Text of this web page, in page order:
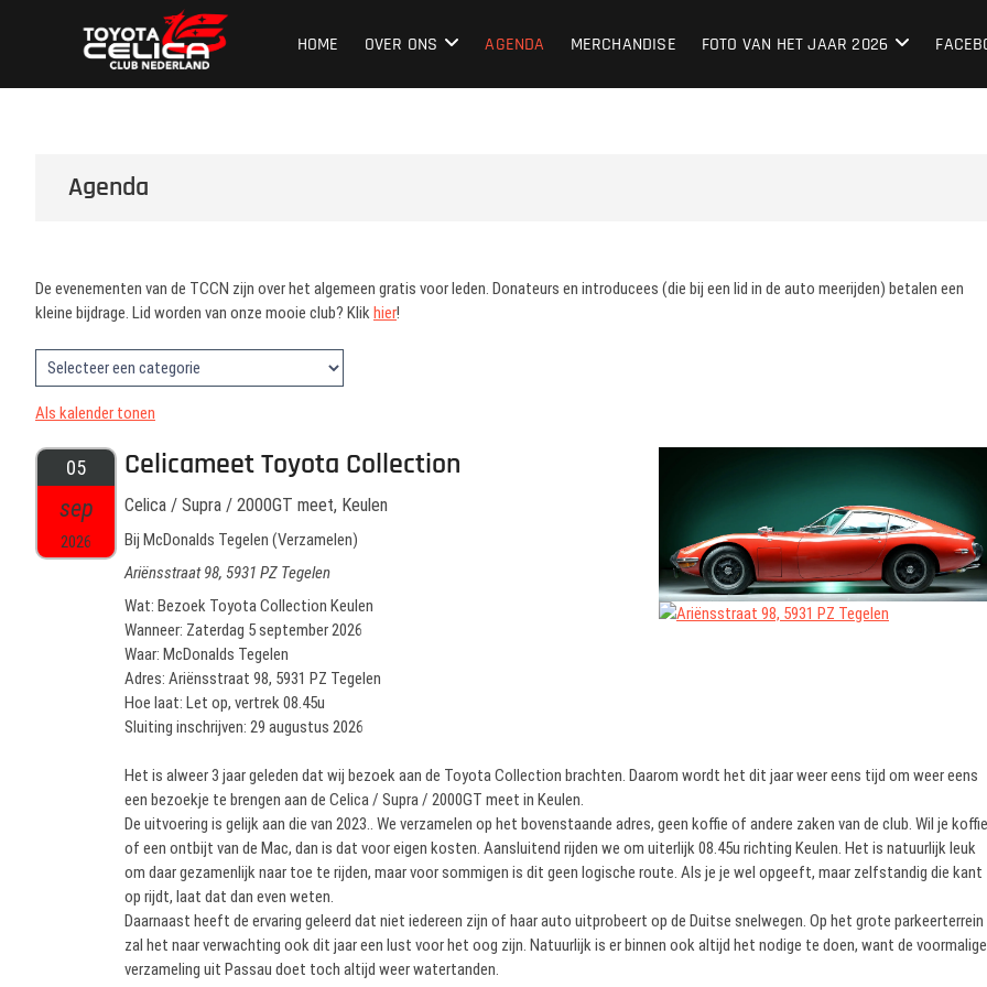
inhoud
Toyota Celica Club Nederland
HOME OVER ONS AGENDA MERCHANDISE FOTO VAN HET JAAR 2026
Agenda
De evenementen van de TCCN zijn over het algemeen gratis voor leden. Donateurs en introducees (die bij een lid in de auto meerijden) betalen een
kleine bijdrage. Lid worden van onze mooie club? Klikhier!
Als kalender tonen
05
sep
2026
Celicameet Toyota Collection
Celica / Supra / 2000GT meet, Keulen
Bij McDonalds Tegelen (Verzamelen)
Ariënsstraat 98, 5931 PZ Tegelen
Wat: Bezoek Toyota Collection Keulen
Wanneer: Zaterdag 5 september 2026
Waar: McDonalds Tegelen
Adres: Ariënsstraat 98, 5931 PZ Tegelen
Hoe laat: Let op, vertrek 08.45u
Sluiting inschrijven: 29 augustus 2026
Het is alweer 3 jaar geleden dat wij bezoek aan de Toyota Collection brachten. Daarom wordt het dit jaar weer eens tijd om weer eens
een bezoekje te brengen aan de Celica / Supra / 2000GT meet in Keulen.
De uitvoering is gelijk aan die van 2023.. We verzamelen op het bovenstaande adres, geen koffie of andere zaken van de club. Wil je koffie
of een ontbijt van de Mac, dan is dat voor eigen kosten. Aansluitend rijden we om uiterlijk 08.45u richting Keulen. Het is natuurlijk leuk
om daar gezamenlijk naar toe te rijden, maar voor sommigen is dit geen logische route. Als je je wel opgeeft, maar zelfstandig die kant
op rijdt, laat dat dan even weten.
Daarnaast heeft de ervaring geleerd dat niet iedereen zijn of haar auto uitprobeert op de Duitse snelwegen. Op het grote parkeerterrein
zal het naar verwachting ook dit jaar een lust voor het oog zijn. Natuurlijk is er binnen ook altijd het nodige te doen, want de voormalige
verzameling uit Passau doet toch altijd weer watertanden.